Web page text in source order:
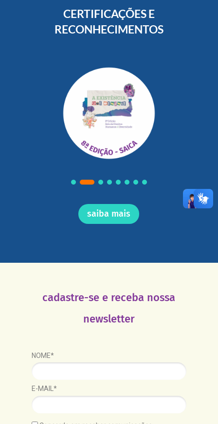
CERTIFICAÇÕES E
RECONHECIMENTOS
saiba mais
cadastre-se e receba nossa
newsletter
NOME*
E-MAIL*